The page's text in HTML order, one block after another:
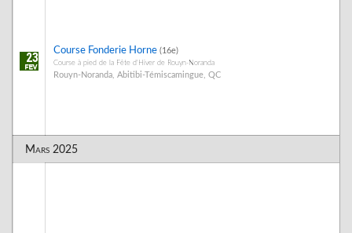
23 Course Fonderie Horne (16e)
Course à pied de la Fête d'Hiver de Rouyn-Noranda
Rouyn-Noranda, Abitibi-Témiscamingue, QC
Mars 2025